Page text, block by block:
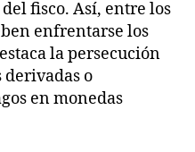
fisco. Así, entre los
enfrentarse los
la persecución
o
en monedas